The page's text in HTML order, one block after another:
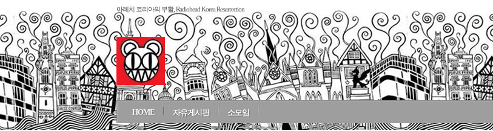
아레치 코리아의 부활, Radiohead Korea Resurrection
HOME 자유게시판 소모임